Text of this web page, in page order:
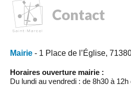
Contact
Mairie - 1 Place de l’Église,
Horaires ouverture mairie :
Du lundi au vendredi : de 8h30 à